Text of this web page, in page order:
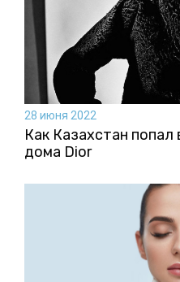
28 июня 2022
Как Казахстан попал
дома Dior